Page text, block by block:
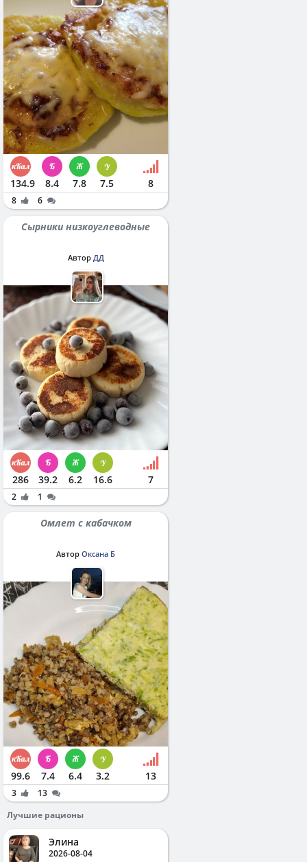
134.9 8.4 7.8 7.5 8
8 6
Сырники низкоуглеводные
Автор ДД
286 39.2 6.2 16.6 7
2 1
Омлет с кабачком
Автор Оксана Б
99.6 7.4 6.4 3.2 13
3
13
Лучшие рационы
Элина
2026-08-04